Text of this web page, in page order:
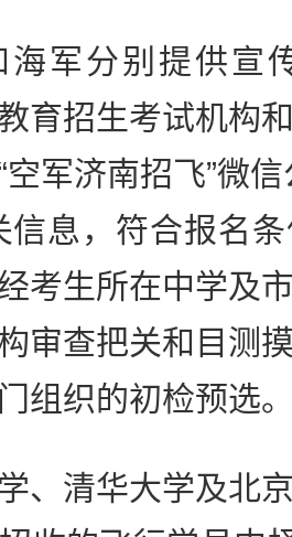
分别提供宣
教育招生考试机构
空军济南招飞”微
信息，符合报名
考生所在中学及
审查把关和目测
组织的初检预选
清华大学及北京